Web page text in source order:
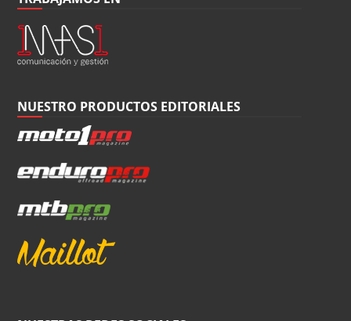
NUESTRO PRODUCTOS EDITORIALES